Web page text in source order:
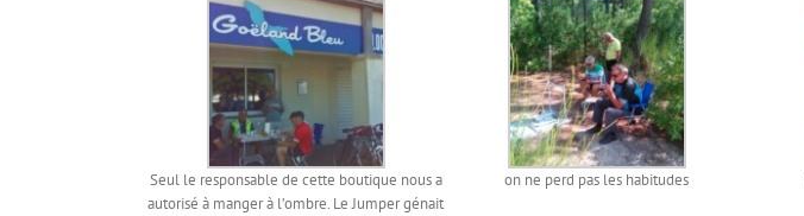
Seul le responsable de cette boutique nous a
autorisé à manger à l’ombre. Le Jumper génait
on ne perd pas les habitudes